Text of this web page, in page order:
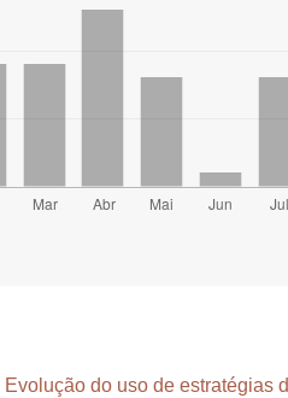
Evolução do uso de estratégias